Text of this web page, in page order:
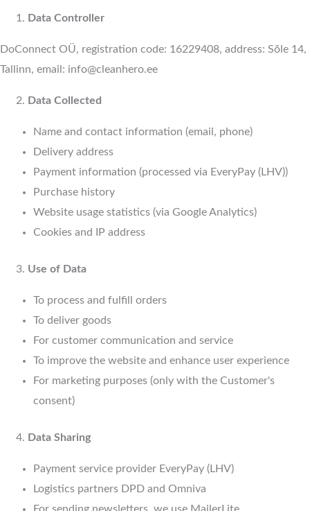
Data Controller
DoConnect OÜ, registration code: 16229408, address: Sõle 14,
Tallinn, email: info@cleanhero.ee
Data Collected
Name and contact information (email, phone)
Delivery address
Payment information (processed via EveryPay (LHV))
Purchase history
Website usage statistics (via Google Analytics)
Cookies and IP address
Use of Data
To process and fulfill orders
To deliver goods
For customer communication and service
To improve the website and enhance user experience
For marketing purposes (only with the Customer's
consent)
Data Sharing
Payment service provider EveryPay (LHV)
Logistics partners DPD and Omniva